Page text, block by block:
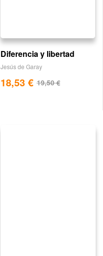
Diferencia y libertad
Jesús de Garay
19,50€
18,53 €